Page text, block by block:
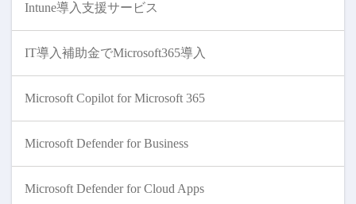
Intune導入支援サービス
IT導入補助金でMicrosoft365導入
Microsoft Copilot for Microsoft 365
Microsoft Defender for Business
Microsoft Defender for Cloud Apps